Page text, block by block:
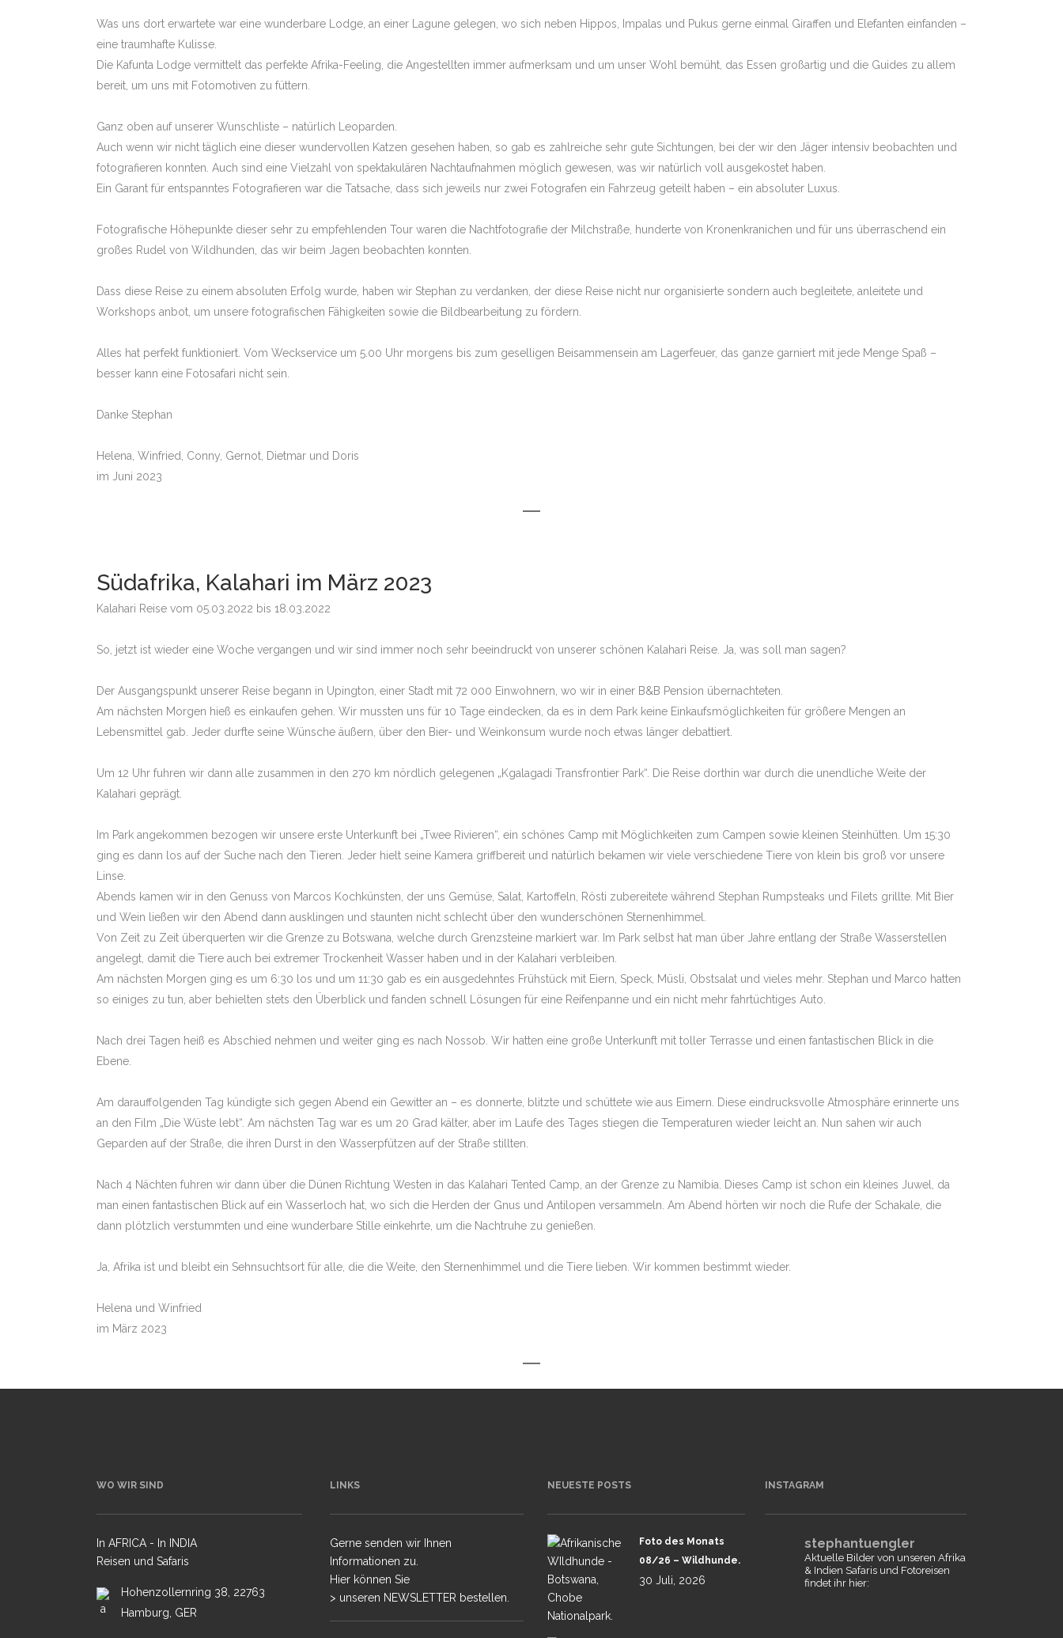
08.11. – 19.11.2026 KENIA – MASAI
19.11. – 29.11.2026 BOTSWANA –
DUBA & SELINDA MIT STEPHAN
TUENGLER
30.04. – 14.05.2027 SUEDAFRIKA –
KALAHARI WÜSTE MIT STEPHAN
TUENGLER
31.05. – 12.06.2027 BOTSWANA –
CHOBE UND OKAVANGODELTA, PRIV.
31.07. – 12.08.2027 BOTSWANA –
CHOBE UND OKAVANGODELTA, PRIV.
ZELTCAMPS -TOUR 2-
07.09. – 16.09.2027 SIMBABWE –
MANA POOLS LODGESAFARI MIT
STEPHAN TUENGLER
MALA MIT STEPHAN TUENGLER
OKAVANGODELTA – TOUR 1 –
BOTSWANA – CHOBE UND
SIMBABWE – MANA POOLS
SÜDAFRIKA – MALA MALA IN SABI
SANDS
TIGER INTENSIV PLUS TAJ MAHAL
FOTOREISE PANTANAL HIGHLIGHTS
BRASILIEN
PHOTO VERSICHERUNG
Was uns dort erwartete war eine wunderbare Lodge, an einer Lagune gelegen, wo sich neben Hippos, Impalas und Pukus gerne einmal Giraffen und Elefanten einfanden –
eine traumhafte Kulisse.
Die Kafunta Lodge vermittelt das perfekte Afrika-Feeling, die Angestellten immer aufmerksam und um unser Wohl bemüht, das Essen großartig und die Guides zu allem
bereit, um uns mit Fotomotiven zu füttern.
Ganz oben auf unserer Wunschliste – natürlich Leoparden.
Auch wenn wir nicht täglich eine dieser wundervollen Katzen gesehen haben, so gab es zahlreiche sehr gute Sichtungen, bei der wir den Jäger intensiv beobachten und
fotografieren konnten. Auch sind eine Vielzahl von spektakulären Nachtaufnahmen möglich gewesen, was wir natürlich voll ausgekostet haben.
Ein Garant für entspanntes Fotografieren war die Tatsache, dass sich jeweils nur zwei Fotografen ein Fahrzeug geteilt haben – ein absoluter Luxus.
Fotografische Höhepunkte dieser sehr zu empfehlenden Tour waren die Nachtfotografie der Milchstraße, hunderte von Kronenkranichen und für uns überraschend ein
großes Rudel von Wildhunden, das wir beim Jagen beobachten konnten.
Dass diese Reise zu einem absoluten Erfolg wurde, haben wir Stephan zu verdanken, der diese Reise nicht nur organisierte sondern auch begleitete, anleitete und
Workshops anbot, um unsere fotografischen Fähigkeiten sowie die Bildbearbeitung zu fördern.
Alles hat perfekt funktioniert. Vom Weckservice um 5.00 Uhr morgens bis zum geselligen Beisammensein am Lagerfeuer, das ganze garniert mit jede Menge Spaß –
besser kann eine Fotosafari nicht sein.
Danke Stephan
Helena, Winfried, Conny, Gernot, Dietmar und Doris
im Juni 2023
Südafrika, Kalahari im März 2023
Kalahari Reise vom 05.03.2022 bis 18.03.2022
So, jetzt ist wieder eine Woche vergangen und wir sind immer noch sehr beeindruckt von unserer schönen Kalahari Reise. Ja, was soll man sagen?
Der Ausgangspunkt unserer Reise begann in Upington, einer Stadt mit 72 000 Einwohnern, wo wir in einer B&B Pension übernachteten.
Am nächsten Morgen hieß es einkaufen gehen. Wir mussten uns für 10 Tage eindecken, da es in dem Park keine Einkaufsmöglichkeiten für größere Mengen an
Lebensmittel gab. Jeder durfte seine Wünsche äußern, über den Bier- und Weinkonsum wurde noch etwas länger debattiert.
Um 12 Uhr fuhren wir dann alle zusammen in den 270 km nördlich gelegenen „Kgalagadi Transfrontier Park“. Die Reise dorthin war durch die unendliche Weite der
Kalahari geprägt.
Im Park angekommen bezogen wir unsere erste Unterkunft bei „Twee Rivieren“, ein schönes Camp mit Möglichkeiten zum Campen sowie kleinen Steinhütten. Um 15:30
ging es dann los auf der Suche nach den Tieren. Jeder hielt seine Kamera griffbereit und natürlich bekamen wir viele verschiedene Tiere von klein bis groß vor unsere
Linse.
Abends kamen wir in den Genuss von Marcos Kochkünsten, der uns Gemüse, Salat, Kartoffeln, Rösti zubereitete während Stephan Rumpsteaks und Filets grillte. Mit Bier
und Wein ließen wir den Abend dann ausklingen und staunten nicht schlecht über den wunderschönen Sternenhimmel.
Von Zeit zu Zeit überquerten wir die Grenze zu Botswana, welche durch Grenzsteine markiert war. Im Park selbst hat man über Jahre entlang der Straße Wasserstellen
angelegt, damit die Tiere auch bei extremer Trockenheit Wasser haben und in der Kalahari verbleiben.
Am nächsten Morgen ging es um 6:30 los und um 11:30 gab es ein ausgedehntes Frühstück mit Eiern, Speck, Müsli, Obstsalat und vieles mehr. Stephan und Marco hatten
so einiges zu tun, aber behielten stets den Überblick und fanden schnell Lösungen für eine Reifenpanne und ein nicht mehr fahrtüchtiges Auto.
Nach drei Tagen heiß es Abschied nehmen und weiter ging es nach Nossob. Wir hatten eine große Unterkunft mit toller Terrasse und einen fantastischen Blick in die
Ebene.
Am darauffolgenden Tag kündigte sich gegen Abend ein Gewitter an – es donnerte, blitzte und schüttete wie aus Eimern. Diese eindrucksvolle Atmosphäre erinnerte uns
an den Film „Die Wüste lebt“. Am nächsten Tag war es um 20 Grad kälter, aber im Laufe des Tages stiegen die Temperaturen wieder leicht an. Nun sahen wir auch
Geparden auf der Straße, die ihren Durst in den Wasserpfützen auf der Straße stillten.
Nach 4 Nächten fuhren wir dann über die Dünen Richtung Westen in das Kalahari Tented Camp, an der Grenze zu Namibia. Dieses Camp ist schon ein kleines Juwel, da
man einen fantastischen Blick auf ein Wasserloch hat, wo sich die Herden der Gnus und Antilopen versammeln. Am Abend hörten wir noch die Rufe der Schakale, die
dann plötzlich verstummten und eine wunderbare Stille einkehrte, um die Nachtruhe zu genießen.
Ja, Afrika ist und bleibt ein Sehnsuchtsort für alle, die die Weite, den Sternenhimmel und die Tiere lieben. Wir kommen bestimmt wieder.
Helena und Winfried
im März 2023
WO WIR SIND
In AFRICA - In INDIA
Reisen und Safaris
Hohenzollernring 38, 22763
Hamburg, GER
LINKS
Gerne senden wir Ihnen
Informationen zu.
Hier können Sie
> unseren NEWSLETTER bestellen.
NEUESTE POSTS
Foto des Monats
08/26 – Wildhunde.
30 Juli, 2026
INSTAGRAM
stephantuengler
Aktuelle Bilder von unseren Afrika
& Indien Safaris und Fotoreisen
findet ihr hier: